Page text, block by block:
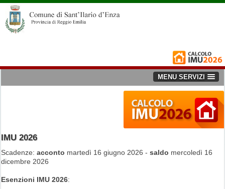
MENU SERVIZI
IMU 2026
Scadenze: acconto martedì 16 giugno 2026 - saldo mercoledì 16
dicembre 2026
Esenzioni IMU 2026: